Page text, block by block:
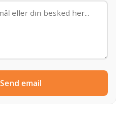
Send email